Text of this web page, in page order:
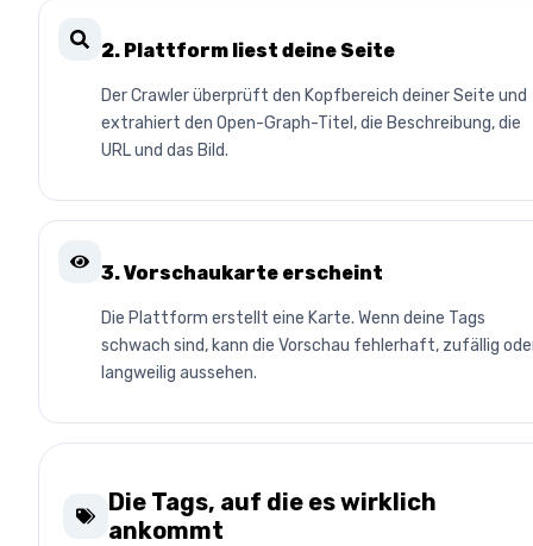
2. Plattform liest deine Seite
Der Crawler überprüft den Kopfbereich deiner Seite und
extrahiert den Open-Graph-Titel, die Beschreibung, die
URL und das Bild.
3. Vorschaukarte erscheint
Die Plattform erstellt eine Karte. Wenn deine Tags
schwach sind, kann die Vorschau fehlerhaft, zufällig
langweilig aussehen.
Die Tags, auf die es wirklich
ankommt